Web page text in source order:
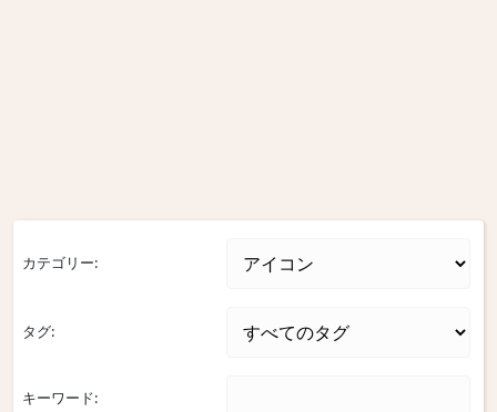
カテゴリー:
タグ:
キーワード: